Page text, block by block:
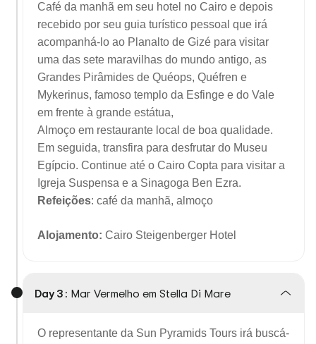
Café da manhã em seu hotel no Cairo e depois
recebido por seu guia turístico pessoal que irá
acompanhá-lo ao Planalto de Gizé para visitar
uma das sete maravilhas do mundo antigo, as
Grandes Pirâmides de Quéops, Quéfren e
Mykerinus, famoso templo da Esfinge e do Vale
em frente à grande estátua,
Almoço em restaurante local de boa qualidade.
Em seguida, transfira para desfrutar do Museu
Egípcio. Continue até o Cairo Copta para visitar a
Igreja Suspensa e a Sinagoga Ben Ezra.
Refeições: café da manhã, almoço
Alojamento: Cairo Steigenberger Hotel
Day 3 : Mar Vermelho em Stella Di Mare
O representante da Sun Pyramids Tours irá buscá-